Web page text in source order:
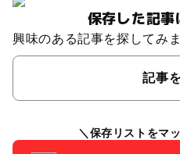
保存した記
興味のある記事を探してみ
記事
保存リストをマ